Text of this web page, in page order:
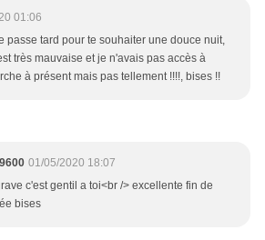
01:06
passe tard pour te souhaiter une douce nuit,
très mauvaise et je n'avais pas accès à
à présent mais pas tellement !!!!, bises !!
01/05/2020 18:07
c'est gentil a toi<br /> excellente fin de
bises